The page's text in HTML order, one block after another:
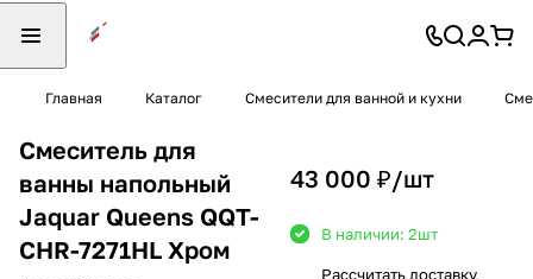
Главная Каталог Смесители для ванной и кухни
Смеситель для
ванны напольный
Jaquar Queens QQT-
CHR-7271HL Хром
43 000 ₽/шт
В наличии: 2шт
Рассчитать доставку